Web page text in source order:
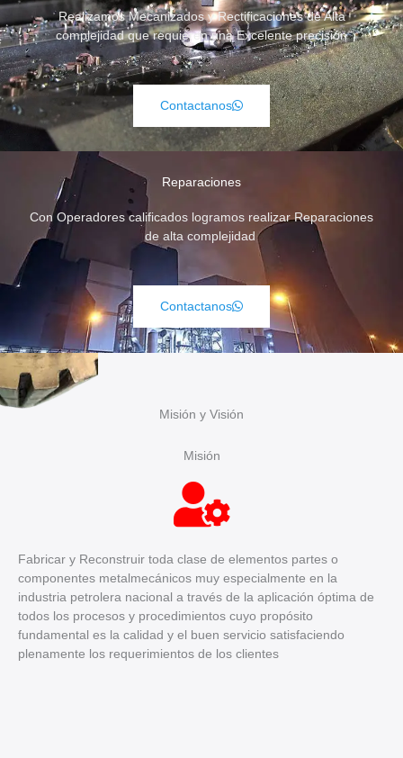
Realizamos Mecanizados y Rectificaciones de Alta
complejidad que requieren una Excelente precisión
Contactanos
Reparaciones
Con Operadores calificados logramos realizar Reparaciones
de alta complejidad
Contactanos
Misión y Visión
Misión
Fabricar y Reconstruir toda clase de elementos partes o
componentes metalmecánicos muy especialmente en la
industria petrolera nacional a través de la aplicación óptima de
todos los procesos y procedimientos cuyo propósito
fundamental es la calidad y el buen servicio satisfaciendo
plenamente los requerimientos de los clientes